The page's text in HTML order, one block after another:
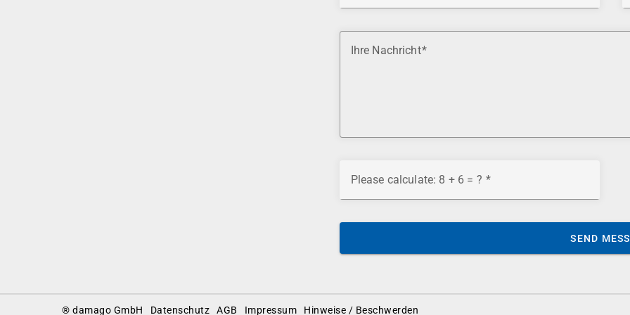
Ihre Nachricht
Please calculate: 8 + 6 = ?
SEND
Footer
® damago GmbH Datenschutz AGB Impressum Hinweise / Beschwerden